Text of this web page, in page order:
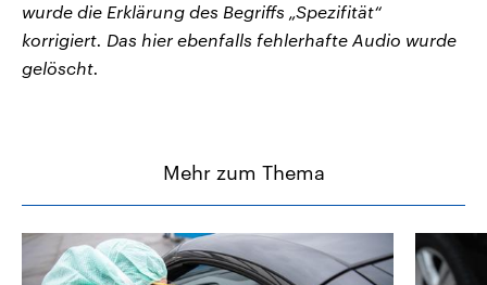
wurde die Erklärung des Begriffs „Spezifität“
korrigiert. Das hier ebenfalls fehlerhafte Audio wurde
gelöscht.
Mehr zum Thema